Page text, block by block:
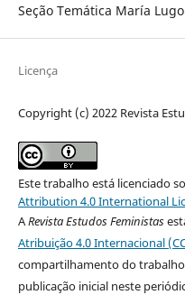
Seção Temática María
Licença
Copyright (c) 2022 Revista
Este trabalho está licenciado
Attribution 4.0 International
ARevista Estudos Feministas
Atribuição 4.0 Internacional
compartilhamento do
publicação inicial neste